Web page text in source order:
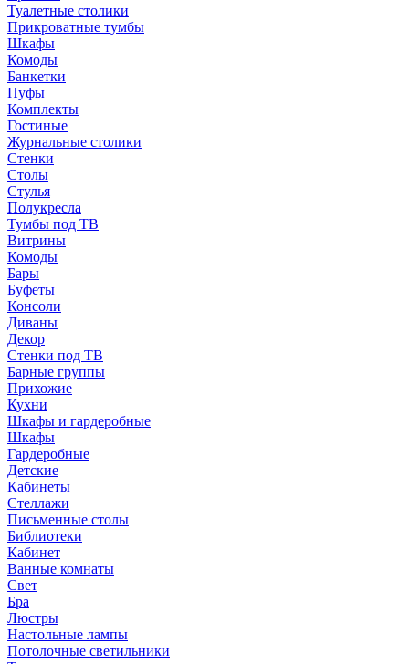
Туалетные столики
Прикроватные тумбы
Шкафы
Комоды
Банкетки
Пуфы
Комплекты
Гостиные
Журнальные столики
Стенки
Столы
Стулья
Полукресла
Тумбы под ТВ
Витрины
Комоды
Бары
Буфеты
Консоли
Диваны
Декор
Стенки под ТВ
Барные группы
Прихожие
Кухни
Шкафы и гардеробные
Шкафы
Гардеробные
Детские
Кабинеты
Стеллажи
Письменные столы
Библиотеки
Кабинет
Ванные комнаты
Свет
Бра
Люстры
Настольные лампы
Потолочные светильники